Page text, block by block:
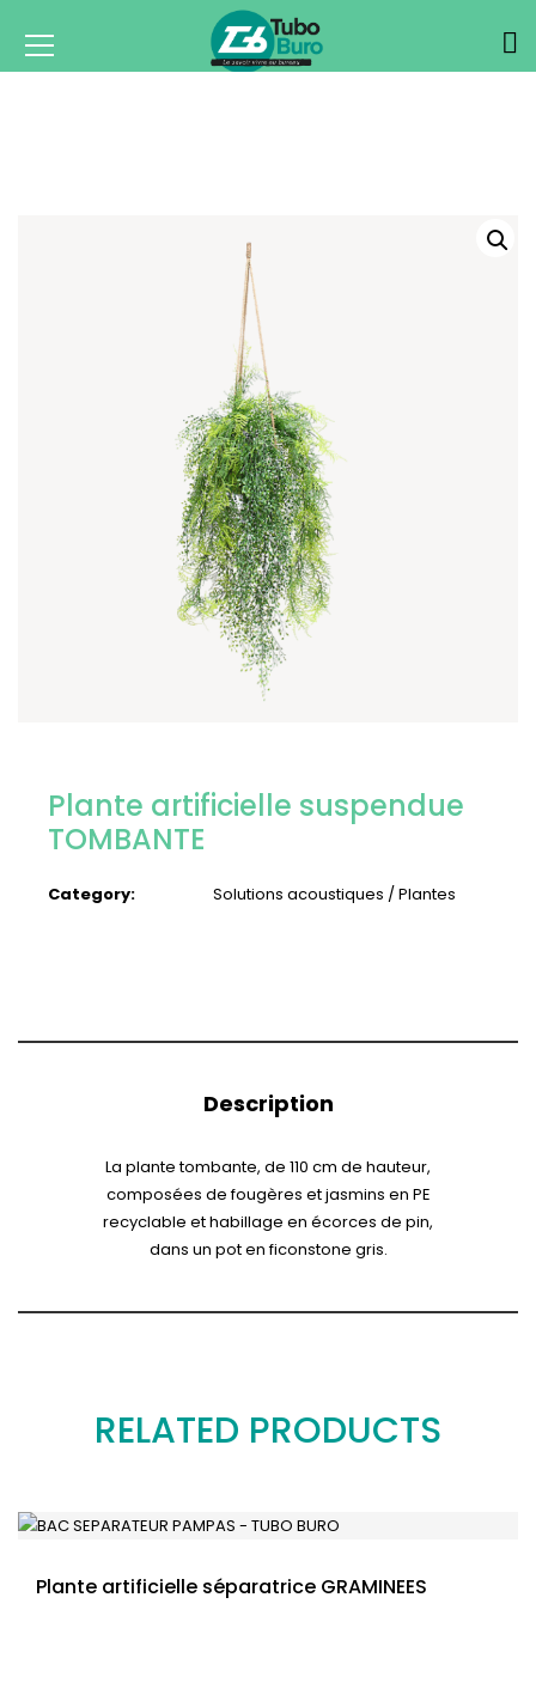
Plante artificielle suspendue
TOMBANTE
Category: Solutions acoustiques / Plantes
Description
La plante tombante, de 110 cm de hauteur,
composées de fougères et jasmins en PE
recyclable et habillage en écorces de pin,
dans un pot en ficonstone gris.
RELATED PRODUCTS
Plante artificielle séparatrice GRAMINEES